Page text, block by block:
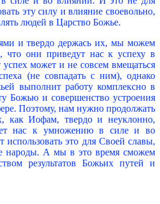
эту силу и влияние своевольно,
людей в Царство Божье.
и твердо держась их, мы можем
что они приведут нас к успеху в
может и не совсем вмещаться
(не совпадать с ним), однако
выполнит работу комплексно в
Божью и совершенство устроения
Поэтому, нам нужно продолжать
как Иофам, твердо и неуклонно,
нас к умножению в силе и во
использовать это для Своей славы,
народы. А мы в это время сможем
результатов Божьих путей и